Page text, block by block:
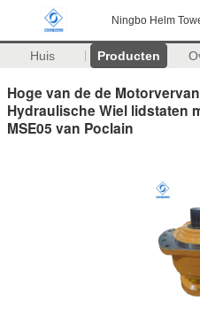
Ningbo Helm
Huis Producten
Hoge van de de
Hydraulische Wiel lidstaten
MSE05 van Poclain